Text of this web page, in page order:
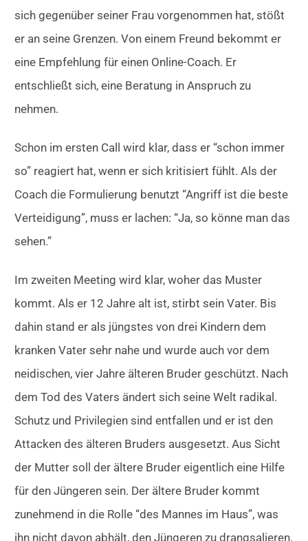
sich gegenüber seiner Frau vorgenommen hat, stößt
er an seine Grenzen. Von einem Freund bekommt er
eine Empfehlung für einen Online-Coach. Er
entschließt sich, eine Beratung in Anspruch zu
nehmen.
Schon im ersten Call wird klar, dass er “schon immer
so” reagiert hat, wenn er sich kritisiert fühlt. Als der
Coach die Formulierung benutzt “Angriff ist die beste
Verteidigung”, muss er lachen: “Ja, so könne man das
sehen.”
Im zweiten Meeting wird klar, woher das Muster
kommt. Als er 12 Jahre alt ist, stirbt sein Vater. Bis
dahin stand er als jüngstes von drei Kindern dem
kranken Vater sehr nahe und wurde auch vor dem
neidischen, vier Jahre älteren Bruder geschützt. Nach
dem Tod des Vaters ändert sich seine Welt radikal.
Schutz und Privilegien sind entfallen und er ist den
Attacken des älteren Bruders ausgesetzt. Aus Sicht
der Mutter soll der ältere Bruder eigentlich eine Hilfe
für den Jüngeren sein. Der ältere Bruder kommt
zunehmend in die Rolle “des Mannes im Haus”, was
ihn nicht davon abhält, den Jüngeren zu drangsalieren.